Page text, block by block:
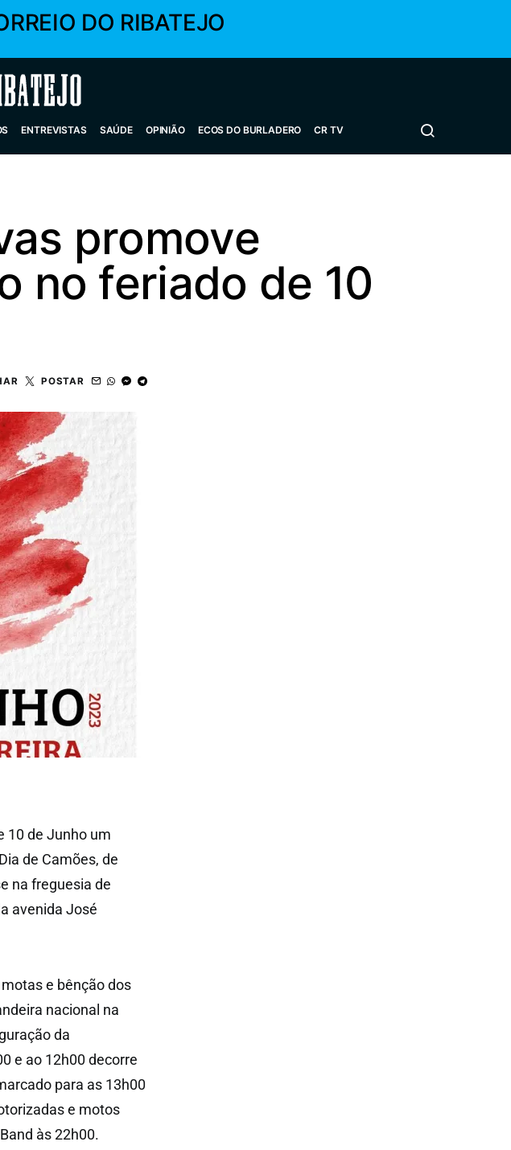
DO RIBATEJO
ENTREVISTAS SAÚDE OPINIÃO ECOS DO BURLADERO CR TV
promove
no feriado de 10
POSTAR
10 de Junho um
de Camões, de
na freguesia de
avenida José
e bênção dos
nacional na
da
e ao 12h00 decorre
para as 13h00
e motos
às 22h00.